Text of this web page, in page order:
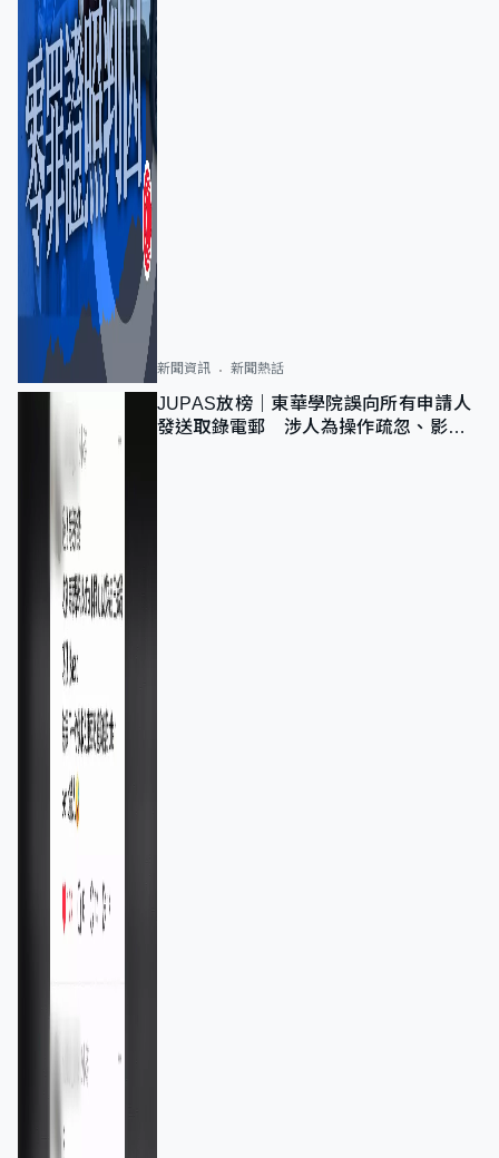
新聞資訊 新聞熱話
JUPAS放榜｜東華學院誤向所有申請人
發送取錄電郵 涉人為操作疏忽、影響